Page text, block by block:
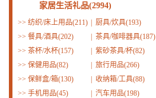
家居生活礼品(2994)
>> 纺织/床上用品(211)
厨具/炊具(193)
>> 餐具/酒具(202)
茶具/咖啡器具(187)
>> 茶杯/水杯(157)
紫砂茶具/杯(82)
>> 保健用品(82)
旅行用品(266)
>> 保鲜盒/箱(130)
收纳箱/工具(88)
>> 手机用品(45)
汽车用品(198)